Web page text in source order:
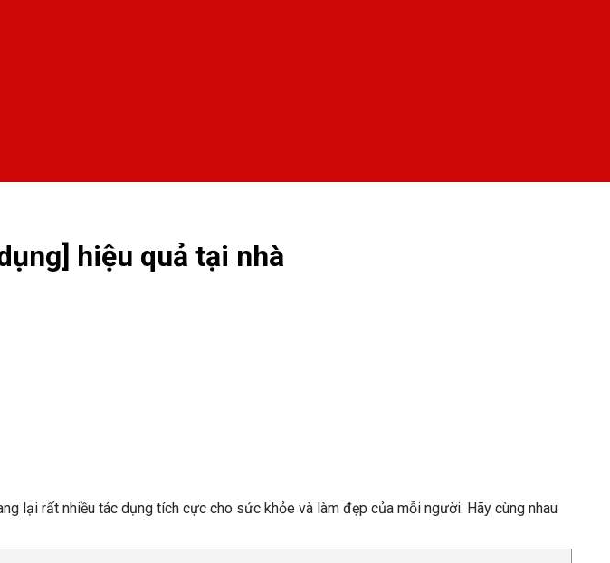
hiệu quả tại nhà
lại rất nhiều tác dụng tích cực cho sức khỏe và làm đẹp của mỗi người. Hãy cùng nhau